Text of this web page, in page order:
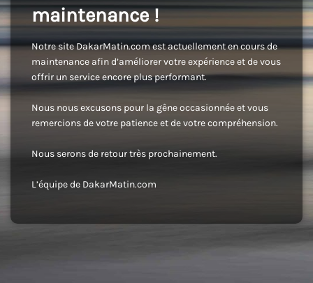
maintenance !
Notre site DakarMatin.com est actuellement en cours de
maintenance afin d’améliorer votre expérience et de vous
offrir un service encore plus performant.
Nous nous excusons pour la gêne occasionnée et vous
remercions de votre patience et de votre compréhension.
Nous serons de retour très prochainement.
L’équipe de DakarMatin.com